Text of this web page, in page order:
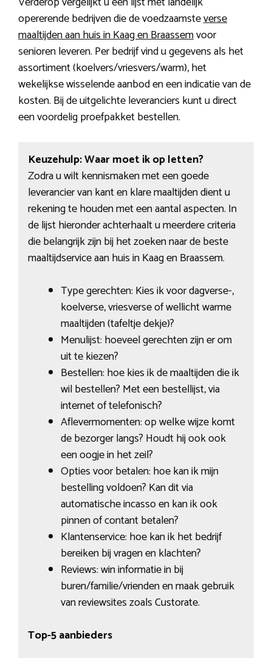
opererende bedrijven die de voedzaamsteverse
maaltijden aan huis in Kaag en Braassemvoor
senioren leveren. Per bedrijf vind u gegevens als het
assortiment (koelvers/vriesvers/warm), het
wekelijkse wisselende aanbod en een indicatie van de
kosten. Bij de uitgelichte leveranciers kunt u direct
een voordelig proefpakket bestellen.
Keuzehulp: Waar moet ik op letten?
Zodra u wilt kennismaken met een goede
leverancier van kant en klare maaltijden dient u
rekening te houden met een aantal aspecten. In
de lijst hieronder achterhaalt u meerdere criteria
die belangrijk zijn bij het zoeken naar de beste
maaltijdservice aan huis in Kaag en Braassem.
Type gerechten: Kies ik voor dagverse-,
koelverse, vriesverse of wellicht warme
maaltijden (tafeltje dekje)?
Menulijst: hoeveel gerechten zijn er om
uit te kiezen?
Bestellen: hoe kies ik de maaltijden die ik
wil bestellen? Met een bestellijst, via
internet of telefonisch?
Aflevermomenten: op welke wijze komt
de bezorger langs? Houdt hij ook ook
een oogje in het zeil?
Opties voor betalen: hoe kan ik mijn
bestelling voldoen? Kan dit via
automatische incasso en kan ik ook
pinnen of contant betalen?
Klantenservice: hoe kan ik het bedrijf
bereiken bij vragen en klachten?
Reviews: win informatie in bij
buren/familie/vrienden en maak gebruik
van reviewsites zoals Custorate.
Top-5 aanbieders